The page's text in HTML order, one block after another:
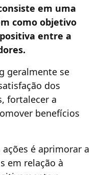
em uma
como objetivo
entre a
geralmente se
dos
fortalecer a
benefícios
é aprimorar a
em relação à